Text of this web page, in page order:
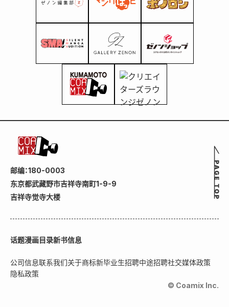
邮编：180-0003
东京都武藏野市吉祥寺南町1-9-9
吉祥寺觉寺大楼
话题漫画目录新书信息
公司信息联系我们关于商标新毕业生招聘中途招聘社交媒体政策
隐私政策
© Coamix Inc.